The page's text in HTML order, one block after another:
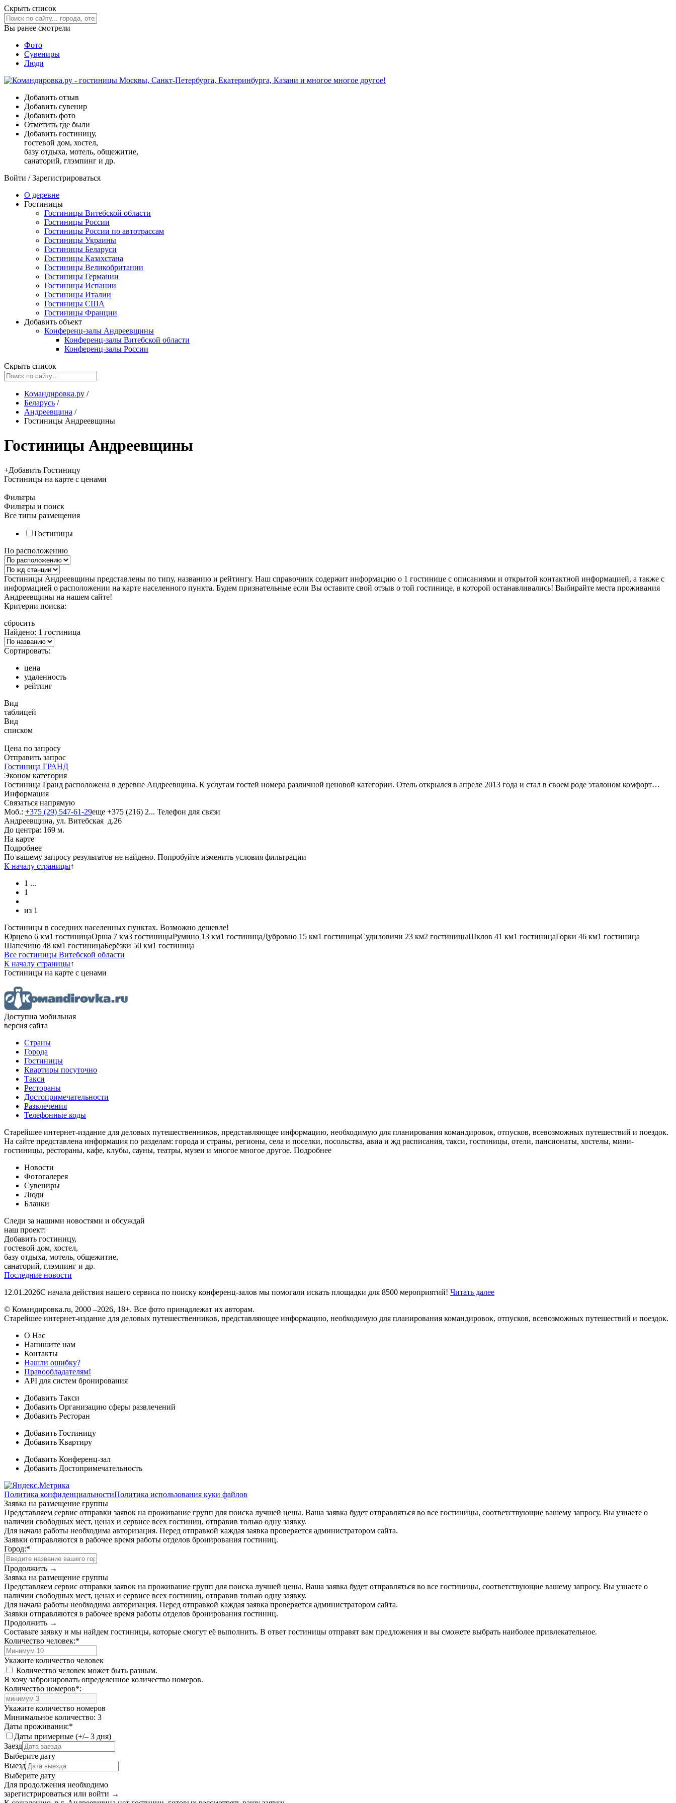
Скрыть список
Вы ранее смотрели
Фото
Сувениры
Люди
Добавить отзыв
Добавить сувенир
Добавить фото
Отметить где были
Добавить гостиницу,
гостевой дом, хостел,
базу отдыха, мотель, общежитие,
санаторий, глэмпинг и др.
Войти /Зарегистрироваться
О деревне
Гостиницы
Гостиницы Витебской области
Гостиницы России
Гостиницы России по автотрассам
Гостиницы Украины
Гостиницы Беларуси
Гостиницы Казахстана
Гостиницы Великобритании
Гостиницы Германии
Гостиницы Испании
Гостиницы Италии
Гостиницы США
Гостиницы Франции
Добавить объект
Конференц-залы Андреевщины
Конференц-залы Витебской области
Конференц-залы России
Скрыть список
Командировка.ру /
Беларусь /
Андреевщина /
Гостиницы Андреевщины
Гостиницы Андреевщины
+Добавить Гостиницу
Гостиницы на карте с ценами
Фильтры
Фильтры и поиск
Все типы размещения
Гостиницы
По расположению
Гостиницы Андреевщины представлены по типу, названию и рейтингу. Наш справочник содержит информацию о 1 гостинице с описаниями и открытой контактной информацией, а также с
информацией о расположении на карте населенного пункта. Будем признательные если Вы оставите свой отзыв о той гостинице, в которой останавливались! Выбирайте места проживания
Андреевщины на нашем сайте!
Критерии поиска:
сбросить
Найдено: 1 гостиница
Сортировать:
цена
удаленность
рейтинг
Вид
таблицей
Вид
списком
Цена по запросу
Отправить запрос
Гостиница ГРАНД
Эконом категория
Гостиница Гранд расположена в деревне Андреевщина. К услугам гостей номера различной ценовой категории. Отель открылся в апреле 2013 года и стал в своем роде эталоном комфорт…
Информация
Связаться напрямую
Моб.: +375 (29) 547-61-29еще +375 (216) 2... Телефон для связи
Андреевщина, ул. Витебская д.26
До центра: 169 м.
На карте
Подробнее
По вашему запросу результатов не найдено. Попробуйте изменить условия фильтрации
К началу страницы↑
1 ...
1
из 1
Гостиницы в соседних населенных пунктах. Возможно дешевле!
Юрцево 6 км1 гостиницаОрша 7 км3 гостиницыРумино 13 км1 гостиницаДубровно 15 км1 гостиницаСудиловичи 23 км2 гостиницыШклов 41 км1 гостиницаГорки 46 км1 гостиница
Шапечино 48 км1 гостиницаБерёзки 50 км1 гостиница
Все гостиницы Витебской области
К началу страницы↑
Гостиницы на карте с ценами
Доступна мобильная
версия сайта
Страны
Города
Гостиницы
Квартиры посуточно
Такси
Рестораны
Достопримечательности
Развлечения
Телефонные коды
Старейшее интернет-издание для деловых путешественников, представляющее информацию, необходимую для планирования командировок, отпусков, всевозможных путешествий и поездок.
На сайте представлена информация по разделам: города и страны, регионы, села и поселки, посольства, авиа и жд расписания, такси, гостиницы, отели, пансионаты, хостелы, мини-
гостиницы, рестораны, кафе, клубы, сауны, театры, музеи и многое многое другое. Подробнее
Новости
Фотогалерея
Сувениры
Люди
Бланки
Следи за нашими новостями и обсуждай
наш проект:
Добавить гостиницу,
гостевой дом, хостел,
базу отдыха, мотель, общежитие,
санаторий, глэмпинг и др.
Последние новости
12.01.2026С начала действия нашего сервиса по поиску конференц-залов мы помогали искать площадки для 8500 мероприятий! Читать далее
© Командировка.ru, 2000 –2026, 18+. Все фото принадлежат их авторам.
Старейшее интернет-издание для деловых путешественников, представляющее информацию, необходимую для планирования командировок, отпусков, всевозможных путешествий и поездок.
О Нас
Напишите нам
Контакты
Нашли ошибку?
Правообладателям!
API для систем бронирования
Добавить Такси
Добавить Организацию сферы развлечений
Добавить Ресторан
Добавить Гостиницу
Добавить Квартиру
Добавить Конференц-зал
Добавить Достопримечательность
Политика конфиденциальностиПолитика использования куки файлов
Заявка на размещение группы
Представляем сервис отправки заявок на проживание групп для поиска лучшей цены. Ваша заявка будет отправляться во все гостиницы, соответствующие вашему запросу. Вы узнаете о
наличии свободных мест, ценах и сервисе всех гостиниц, отправив только одну заявку.
Для начала работы необходима авторизация. Перед отправкой каждая заявка проверяется администратором сайта.
Заявки отправляются в рабочее время работы отделов бронирования гостиниц.
Город:*
Продолжить →
Заявка на размещение группы
Представляем сервис отправки заявок на проживание групп для поиска лучшей цены. Ваша заявка будет отправляться во все гостиницы, соответствующие вашему запросу. Вы узнаете о
наличии свободных мест, ценах и сервисе всех гостиниц, отправив только одну заявку.
Для начала работы необходима авторизация. Перед отправкой каждая заявка проверяется администратором сайта.
Заявки отправляются в рабочее время работы отделов бронирования гостиниц.
Продолжить →
Составьте заявку и мы найдем гостиницы, которые смогут её выполнить. В ответ гостиницы отправят вам предложения и вы сможете выбрать наиболее привлекательное.
Количество человек:*
Укажите количество человек
Количество человек может быть разным.
Я хочу забронировать определенное количество номеров.
Количество номеров*:
Укажите количество номеров
Минимальное количество: 3
Даты проживания:*
Даты примерные (+/– 3 дня)
Заезд
Выберите дату
Выезд
Выберите дату
Для продолжения необходимо
зарегистрироваться или войти →